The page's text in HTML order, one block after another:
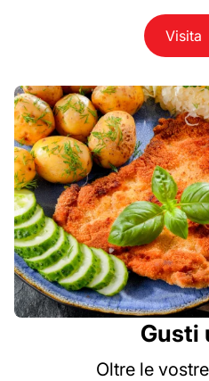
Visita
Gusti
Oltre le